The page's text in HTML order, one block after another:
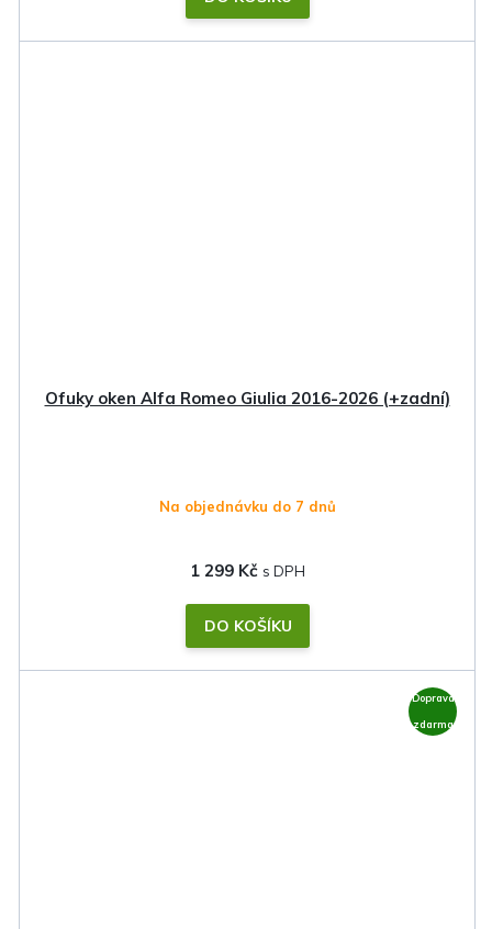
Ofuky oken Alfa Romeo Giulia 2016-2026 (+zadní)
Na objednávku do 7 dnů
1 299 Kč
DO KOŠÍKU
Doprava
zdarma